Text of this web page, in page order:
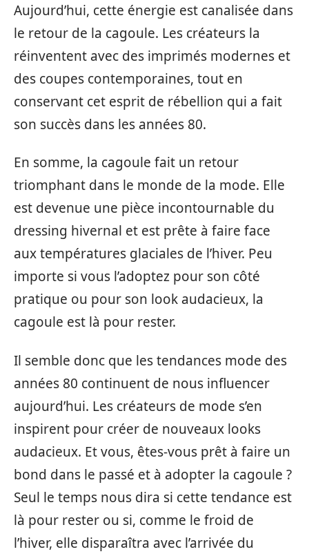
Aujourd’hui, cette énergie est canalisée dans
le retour de la cagoule. Les créateurs la
réinventent avec des imprimés modernes et
des coupes contemporaines, tout en
conservant cet esprit de rébellion qui a fait
son succès dans les années 80.
En somme, la cagoule fait un retour
triomphant dans le monde de la mode. Elle
est devenue une pièce incontournable du
dressing hivernal et est prête à faire face
aux températures glaciales de l’hiver. Peu
importe si vous l’adoptez pour son côté
pratique ou pour son look audacieux, la
cagoule est là pour rester.
Il semble donc que les tendances mode des
années 80 continuent de nous influencer
aujourd’hui. Les créateurs de mode s’en
inspirent pour créer de nouveaux looks
audacieux. Et vous, êtes-vous prêt à faire un
bond dans le passé et à adopter la cagoule ?
Seul le temps nous dira si cette tendance est
là pour rester ou si, comme le froid de
l’hiver, elle disparaîtra avec l’arrivée du